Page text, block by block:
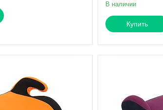
В наличии
Купить